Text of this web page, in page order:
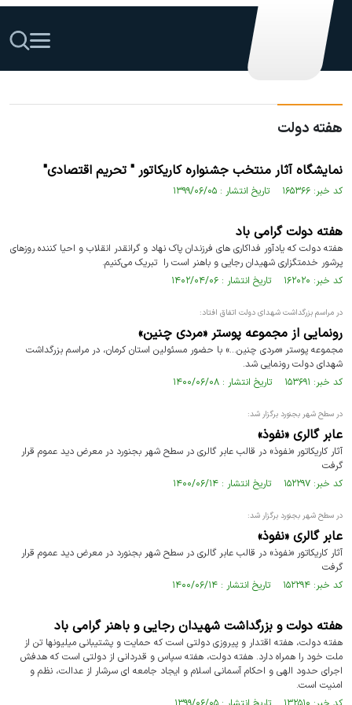
هفته دولت
نمایشگاه آثار منتخب جشنواره کاریکاتور " تحریم اقتصادی"
کد خبر: ۱۶۵۳۶۶ تاریخ انتشار : ۱۳۹۹/۰۶/۰۵
هفته دولت گرامی باد
هفته دولت که یادآور فداکاری های فرزندان پاک نهاد و گرانقدر انقلاب و احیا کننده روزهای
پرشور خدمتگزاری شهیدان رجایی و باهنر است را تبریک می‌کنیم.
کد خبر: ۱۶۲۰۲۰ تاریخ انتشار : ۱۴۰۲/۰۴/۰۶
در مراسم بزرگداشت شهدای دولت اتفاق افتاد:
رونمایی از مجموعه پوستر «مردی چنین»
مجموعه پوستر «مردی چنین...» با حضور مسئولین استان کرمان، در مراسم بزرگداشت
شهدای دولت رونمایی شد.
کد خبر: ۱۵۳۶۹۱ تاریخ انتشار : ۱۴۰۰/۰۶/۰۸
در سطح شهر بجنورد برگزار شد:
عابر گالری «نفوذ»
آثار کاریکاتور «نفوذ» در قالب عابر گالری در سطح شهر بجنورد در معرض دید عموم قرار
گرفت
کد خبر: ۱۵۲۲۹۷ تاریخ انتشار : ۱۴۰۰/۰۶/۱۴
در سطح شهر بجنورد برگزار شد:
عابر گالری «نفوذ»
آثار کاریکاتور «نفوذ» در قالب عابر گالری در سطح شهر بجنورد در معرض دید عموم قرار
گرفت
کد خبر: ۱۵۲۲۹۴ تاریخ انتشار : ۱۴۰۰/۰۶/۱۴
هفته دولت و بزرگداشت شهیدان رجایی و باهنر گرامی باد
هفته دولت، هفته اقتدار و پیروزى دولتى است که حمایت و پشتیبانى میلیونها تن از
ملت خود را همراه دارد. هفته دولت، هفته سپاس و قدردانى از دولتى است که هدفش
اجراى حدود الهى و احکام آسمانى اسلام و ایجاد جامعه اى سرشار از عدالت، نظم و
امنیت است.